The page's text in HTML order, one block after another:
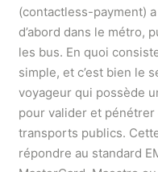
(contactless-payment)
d’abord dans le métro,
les bus. En quoi
simple, et c’est bien le
voyageur qui possède
pour valider et
transports publics.
répondre au standard